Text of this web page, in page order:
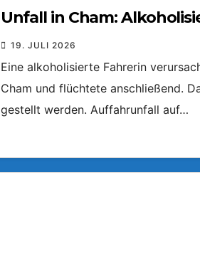
Unfall in Cham:
19. JULI 2026
Eine alkoholisierte Fahrerin
Cham und flüchtete anschließend.
gestellt werden. Auffahrunfall auf…